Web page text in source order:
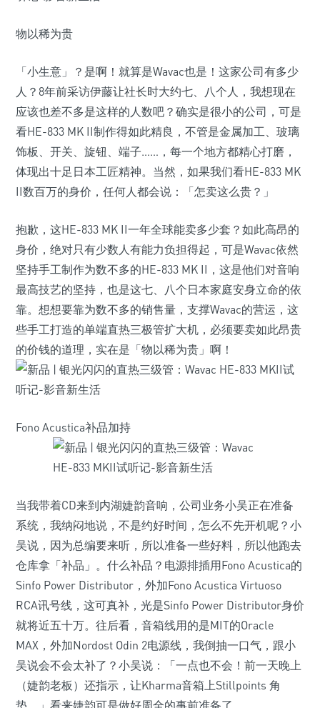
物以稀为贵
「小生意」？是啊！就算是Wavac也是！这家公司有多少
人？8年前采访伊藤让社长时大约七、八个人，我想现在
应该也差不多是这样的人数吧？确实是很小的公司，可是
看HE-833 MK II制作得如此精良，不管是金属加工、玻璃
饰板、开关、旋钮、端子……，每一个地方都精心打磨，
体现出十足日本工匠精神。当然，如果我们看HE-833 MK
II数百万的身价，任何人都会说：「怎卖这么贵？」
抱歉，这HE-833 MK II一年全球能卖多少套？如此高昂的
身价，绝对只有少数人有能力负担得起，可是Wavac依然
坚持手工制作为数不多的HE-833 MK II，这是他们对音响
最高技艺的坚持，也是这七、八个日本家庭安身立命的依
靠。想想要靠为数不多的销售量，支撑Wavac的营运，这
些手工打造的单端直热三极管扩大机，必须要卖如此昂贵
的价钱的道理，实在是「物以稀为贵」啊！
Fono Acustica补品加持
当我带着CD来到内湖婕韵音响，公司业务小吴正在准备
系统，我纳闷地说，不是约好时间，怎么不先开机呢？小
吴说，因为总编要来听，所以准备一些好料，所以他跑去
仓库拿「补品」。什么补品？电源排插用Fono Acustica的
Sinfo Power Distributor，外加Fono Acustica Virtuoso
RCA讯号线，这可真补，光是Sinfo Power Distributor身价
就将近五十万。往后看，音箱线用的是MIT的Oracle
MAX，外加Nordost Odin 2电源线，我倒抽一口气，跟小
吴说会不会太补了？小吴说：「一点也不会！前一天晚上
（婕韵老板）还指示，让Kharma音箱上Stillpoints 角
垫。」看来婕韵可是做好周全的事前准备了。